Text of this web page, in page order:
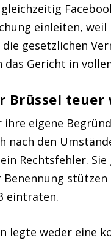
einleiten, weil
gesetzlichen
Gericht in
Brüssel teuer
eigene
nach den
Rechtsfehler. Sie
eintraten.
legte weder eine